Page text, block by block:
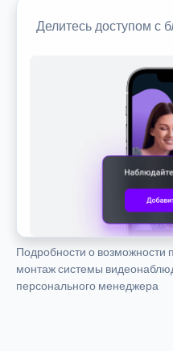
Делитесь доступом с
Подробности о возможности
монтаж системы
персонального менеджера